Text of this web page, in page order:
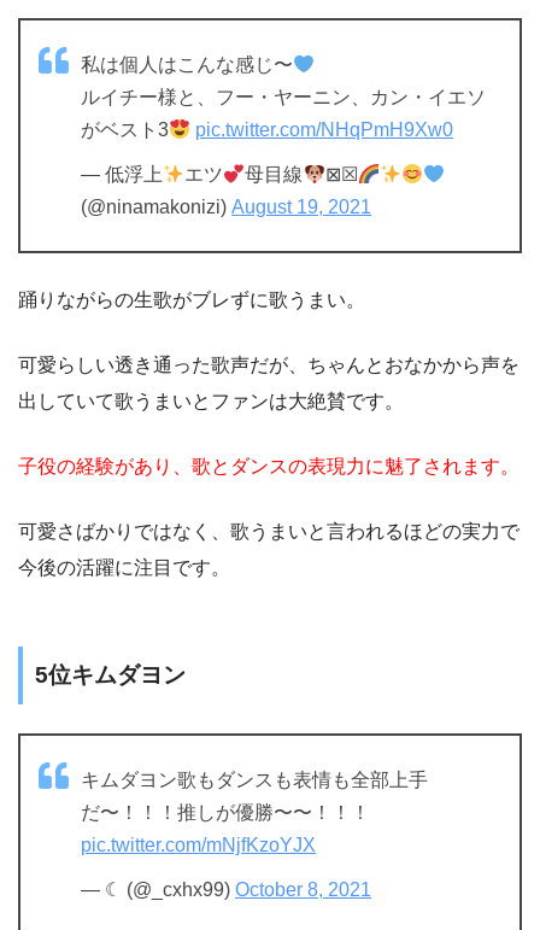
私は個人はこんな感じ〜
ルイチー様と、フー・ヤーニン、カン・イエソ
がベスト3
pic.twitter.com/NHqPmH9Xw0
— 低浮上 エツ 母目線
⊠☒
(@ninamakonizi) August 19, 2021
踊りながらの生歌がブレずに歌うまい。
可愛らしい透き通った歌声だが、ちゃんとおなかから声を
出していて歌うまいとファンは大絶賛です。
子役の経験があり、歌とダンスの表現力に魅了されます。
可愛さばかりではなく、歌うまいと言われるほどの実力で
今後の活躍に注目です。
5位キムダヨン
キムダヨン歌もダンスも表情も全部上手
だ〜！！！推しが優勝〜〜！！！
pic.twitter.com/mNjfKzoYJX
— ☾ (@_cxhx99) October 8, 2021